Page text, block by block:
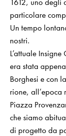
particolare
Un tempo
nostri.
L’attuale
era stata
Borghesi e con
rione, all’epoca
Piazza
che siamo
di progetto da